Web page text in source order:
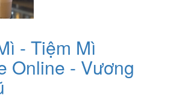
- Tiệm Mì
Online - Vương